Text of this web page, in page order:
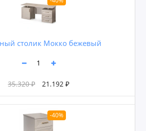
столик Мокко бежевый
35.320 ₽ 21.192 ₽
-40%